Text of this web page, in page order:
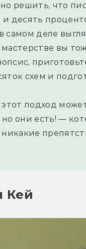
решить, что
десять
самом деле
вы
схем и
этот подход
они есть! —
никакие
Кей